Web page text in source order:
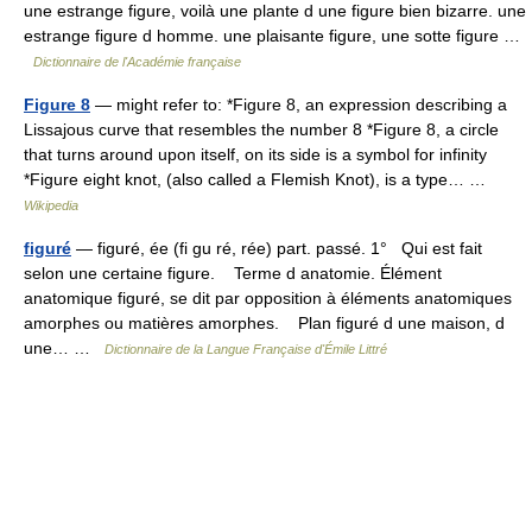
une estrange figure, voilà une plante d une figure bien bizarre. une
estrange figure d homme. une plaisante figure, une sotte figure …
Dictionnaire de l'Académie française
Figure 8 — might refer to: *Figure 8, an expression describing a
Lissajous curve that resembles the number 8 *Figure 8, a circle
that turns around upon itself, on its side is a symbol for infinity
*Figure eight knot, (also called a Flemish Knot), is a type… …
Wikipedia
figuré — figuré, ée (fi gu ré, rée) part. passé. 1° Qui est fait
selon une certaine figure. Terme d anatomie. Élément
anatomique figuré, se dit par opposition à éléments anatomiques
amorphes ou matières amorphes. Plan figuré d une maison, d
une… …
Dictionnaire de la Langue Française d'Émile Littré